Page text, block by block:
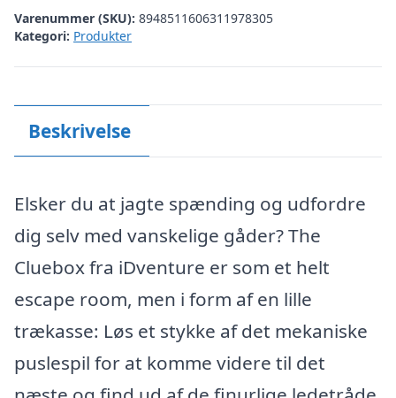
Varenummer (SKU): 8948511606311978305
Kategori: Produkter
Beskrivelse
Elsker du at jagte spænding og udfordre
dig selv med vanskelige gåder? The
Cluebox fra iDventure er som et helt
escape room, men i form af en lille
trækasse: Løs et stykke af det mekaniske
puslespil for at komme videre til det